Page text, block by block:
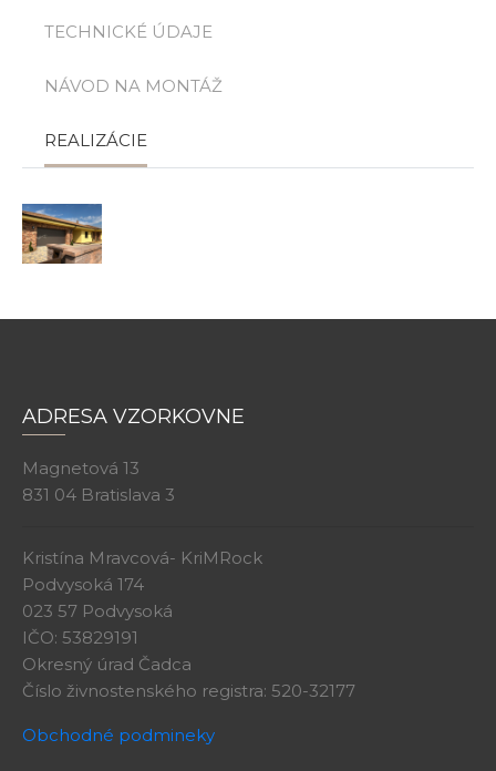
TECHNICKÉ ÚDAJE
NÁVOD NA MONTÁŽ
REALIZÁCIE
ADRESA VZORKOVNE
Magnetová 13
831 04 Bratislava 3
Kristína Mravcová- KriMRock
Podvysoká 174
023 57 Podvysoká
IČO: 53829191
Okresný úrad Čadca
Číslo živnostenského registra: 520-32177
Obchodné podmineky